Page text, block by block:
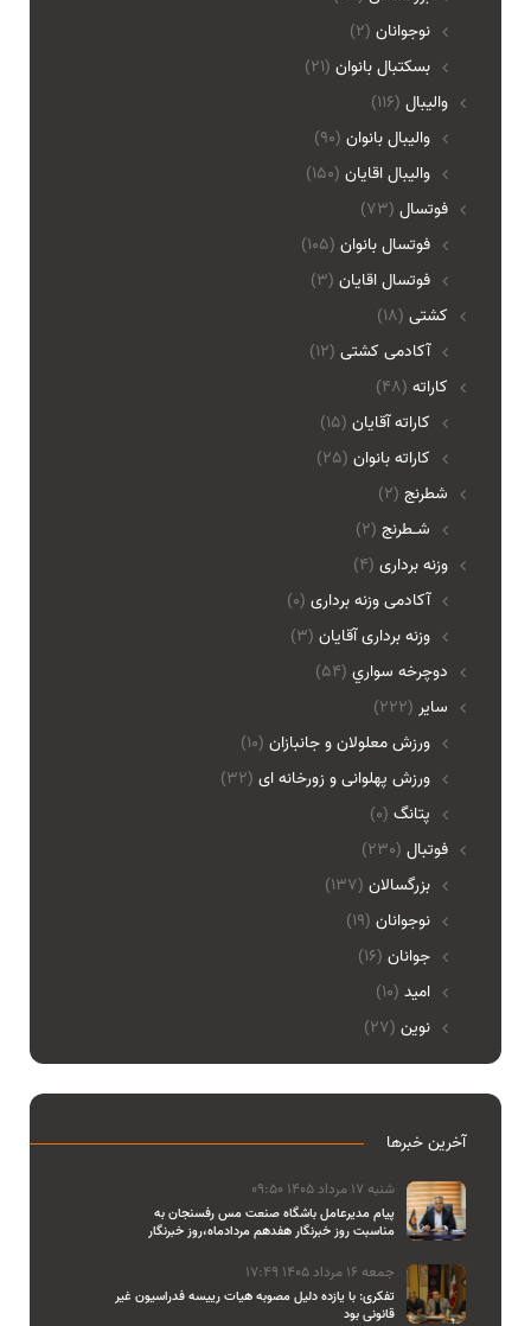
نوجوانان (2)
بسکتبال بانوان (21)
(116) والیبال
واليبال بانوان (90)
واليبال اقايان (150)
(73) فوتسال
فوتسال بانوان (105)
فوتسال اقايان (3)
(18) کشتی
آکادمی کشتی (12)
(48) کاراته
کاراته آقایان (15)
کاراته بانوان (25)
(2) شطرنج
شـطرنج (2)
(4) وزنه برداری
آکادمی وزنه برداری (0)
وزنه برداری آقایان (3)
(54) دوچرخه سواري
(222) ساير
ورزش معلولان و جانبازان (10)
ورزش پهلوانی و زورخانه ای (32)
پتانگ (0)
(230) فوتبال
بزرگسالان (137)
نوجوانان (19)
جوانان (16)
امید (10)
نوین (27)
آخرین خبرها
شنبه 17 مرداد 1405 09:50
پیام مدیرعامل باشگاه صنعت مس رفسنجان به
مناسبت روز خبرنگار هفدهم مردادماه،روز خبرنگار
جمعه 16 مرداد 1405 17:49
تفکری: با یازده دلیل مصوبه هیات رییسه فدراسیون غیر
قانونی بود